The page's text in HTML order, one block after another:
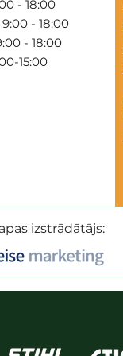
- 18:00
- 18:00
- 18:00
15:00
izstrādātājs: